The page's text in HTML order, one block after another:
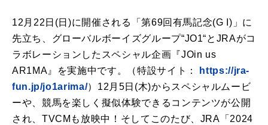
12月22日(日)に開催される「第69回有馬記念(G I)」に
先立ち、グローバルボーイズグループ“JO1“とJRAがコ
ラボレーションしたスペシャル企画『JOin us
AR1MA』を実施中です。（特設サイト：
https://jra-
fun.jp/jo1arima/）12月5日(木)からスペシャルムービ
ーや、競馬を楽しく擬似体験できるコンテンツが公開
され、TVCMも放映中！そしてこのたび、JRA「2024